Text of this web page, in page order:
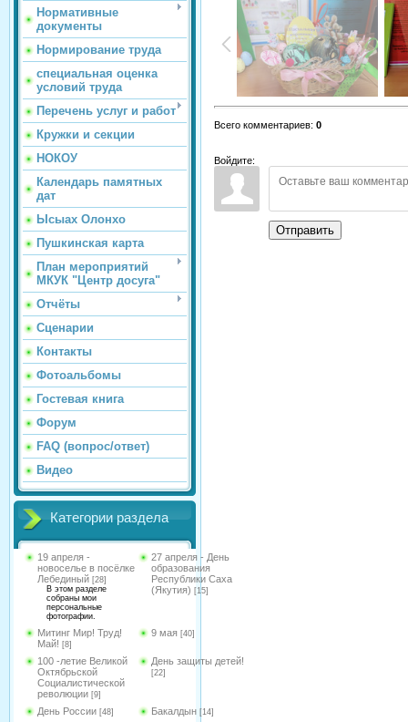
Нормативные
документы
Нормирование труда
специальная оценка
условий труда
Перечень услуг и работ
Кружки и секции
НОКОУ
Календарь памятных
дат
Ысыах Олонхо
Пушкинская карта
План мероприятий
МКУК "Центр досуга"
Отчёты
Сценарии
Контакты
Фотоальбомы
Гостевая книга
Форум
FAQ (вопрос/ответ)
Видео
Категории раздела
19 апреля -
новоселье в посёлке
Лебединый [28]
В этом разделе
собраны мои
персональные
фотографии.
27 апреля - День
образования
Республики Саха
(Якутия) [15]
Митинг Мир! Труд!
Май! [8]
9 мая [40]
100 -летие Великой
Октябрьской
Социалистической
революции [9]
День защиты детей!
[22]
День России [48] Бакалдын [14]
Всего комментариев: 0
Войдите:
Отправить